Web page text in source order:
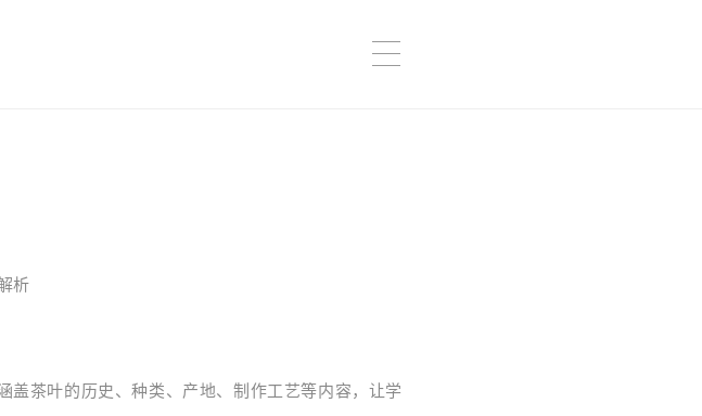
析
茶叶的历史、种类、产地、制作工艺等内容，让学